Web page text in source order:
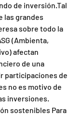
de inversión.Tal
las grandes
sobre todo la
(Ambienta,
afectan
de una
participaciones de
no es motivo de
inversiones.
sostenibles Para